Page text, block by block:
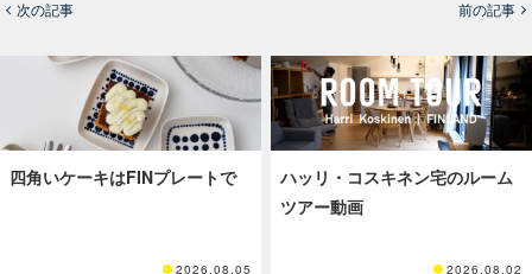
次の記事 前の記事
四角いケーキはFINプレートで
2026.08.05
ハッリ・コスキネン宅のルーム
ツアー動画
2026.08.02